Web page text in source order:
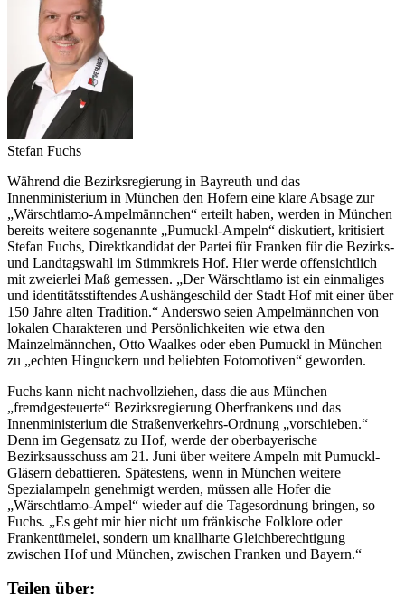
Stefan Fuchs
Während die Bezirksregierung in Bayreuth und das
Innenministerium in München den Hofern eine klare Absage zur
„Wärschtlamo-Ampelmännchen“ erteilt haben, werden in München
bereits weitere sogenannte „Pumuckl-Ampeln“ diskutiert, kritisiert
Stefan Fuchs, Direktkandidat der Partei für Franken für die Bezirks-
und Landtagswahl im Stimmkreis Hof. Hier werde offensichtlich
mit zweierlei Maß gemessen. „Der Wärschtlamo ist ein einmaliges
und identitätsstiftendes Aushängeschild der Stadt Hof mit einer über
150 Jahre alten Tradition.“ Anderswo seien Ampelmännchen von
lokalen Charakteren und Persönlichkeiten wie etwa den
Mainzelmännchen, Otto Waalkes oder eben Pumuckl in München
zu „echten Hinguckern und beliebten Fotomotiven“ geworden.
Fuchs kann nicht nachvollziehen, dass die aus München
„fremdgesteuerte“ Bezirksregierung Oberfrankens und das
Innenministerium die Straßenverkehrs-Ordnung „vorschieben.“
Denn im Gegensatz zu Hof, werde der oberbayerische
Bezirksausschuss am 21. Juni über weitere Ampeln mit Pumuckl-
Gläsern debattieren. Spätestens, wenn in München weitere
Spezialampeln genehmigt werden, müssen alle Hofer die
„Wärschtlamo-Ampel“ wieder auf die Tagesordnung bringen, so
Fuchs. „Es geht mir hier nicht um fränkische Folklore oder
Frankentümelei, sondern um knallharte Gleichberechtigung
zwischen Hof und München, zwischen Franken und Bayern.“
Teilen über: